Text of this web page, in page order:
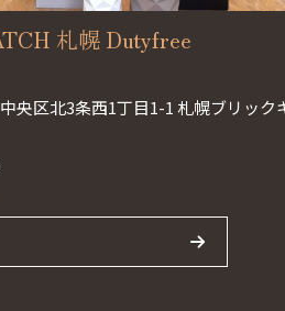
札幌 Dutyfree
央区北3条西1丁目1-1 札幌ブリック